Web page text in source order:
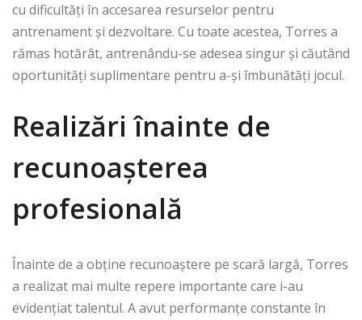
cu dificultăți în accesarea resurselor pentru
antrenament și dezvoltare. Cu toate acestea, Torres a
rămas hotărât, antrenându-se adesea singur și căutând
oportunități suplimentare pentru a-și îmbunătăți jocul.
Realizări înainte de
recunoașterea
profesională
Înainte de a obține recunoaștere pe scară largă, Torres
a realizat mai multe repere importante care i-au
evidențiat talentul. A avut performanțe constante în